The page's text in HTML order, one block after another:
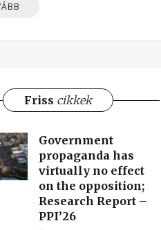
Friss cikkek
Government
propaganda has
virtually no effect
on the opposition;
Research Report –
PPI’26